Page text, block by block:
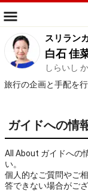
スリラン
白石 佳
しらいし
旅行の企画と手配を
ガイドへの情
All About ガイドへの
い。
個人的なご質問やご
答できない場合がご